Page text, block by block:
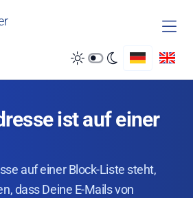
ist auf einer
auf einer Block-Liste steht,
dass Deine E-Mails von